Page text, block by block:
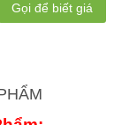
Gọi để biết giá